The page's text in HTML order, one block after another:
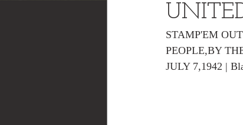
STAMP'EM
PEOPLE,BY
JULY 7,1942 |